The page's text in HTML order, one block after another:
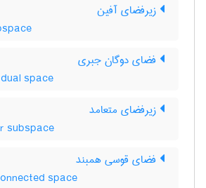
زیرفضای آفین
فضای دوگان جبری
space
زیرفضای متعامد
subspace
فضای قوسی همبند
space